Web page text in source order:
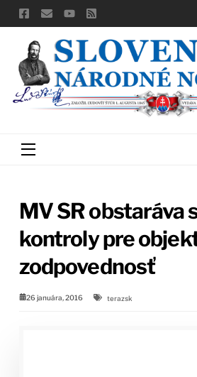
Skip
to
content
Menu
MV SR obstaráva
kontroly pre
zodpovednosť
26 januára, 2016 terazsk